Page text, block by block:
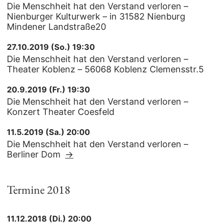
Die Menschheit hat den Verstand verloren –
Nienburger Kulturwerk – in 31582 Nienburg
Mindener Landstraße20
27.10.2019 (So.) 19:30
Die Menschheit hat den Verstand verloren –
Theater Koblenz – 56068 Koblenz Clemensstr.5
20.9.2019 (Fr.) 19:30
Die Menschheit hat den Verstand verloren –
Konzert Theater Coesfeld
11.5.2019 (Sa.) 20:00
Die Menschheit hat den Verstand verloren –
Berliner Dom →
Termine 2018
11.12.2018 (Di.) 20:00